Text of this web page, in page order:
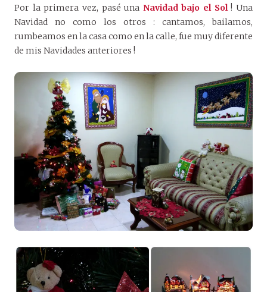
Por la primera vez, pasé una Navidad bajo el Sol! Una
Navidad no como los otros : cantamos, bailamos,
rumbeamos en la casa como en la calle, fue muy diferente
de mis Navidades anteriores !